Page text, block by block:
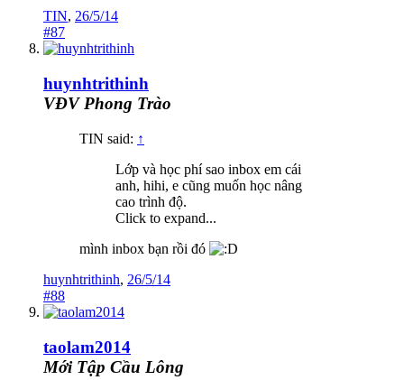
TIN, 26/5/14
#87
huynhtrithinh
VĐV Phong Trào
TIN said: ↑
Lớp và học phí sao inbox em cái
anh, hihi, e cũng muốn học nâng
cao trình độ.
Click to expand...
mình inbox bạn rồi đó
huynhtrithinh, 26/5/14
#88
taolam2014
Mới Tập Cầu Lông